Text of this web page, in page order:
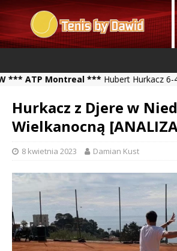
Montreal ***Hubert Hurkacz 6-4, 7-
Hurkacz z Djere w
Wielkanocną
8 kwietnia 2023 Damian Kust